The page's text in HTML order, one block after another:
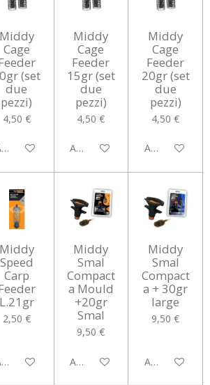
Middy
Cage
(set
due
pezzi)
4,50 €
al carrello
Middy
Cage
Feeder
15gr (set
due
pezzi)
4,50 €
Aggiungi al carrello
Middy
Cage
Feeder
20gr (set
due
pezzi)
4,50 €
Aggiungi al
Middy
Speed
Carp
L.21gr
2,50 €
al carrello
Middy
Smal
Compact
a Mould
+20gr
Smal
9,50 €
Aggiungi al carrello
Middy
Smal
Compact
a + 30gr
large
9,50 €
Aggiungi al